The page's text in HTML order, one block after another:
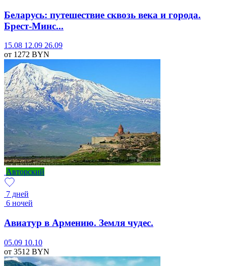
Беларусь: путешествие сквозь века и города.
Брест-Минс...
15.08 12.09 26.09
от 1272 BYN
Авторский
7 дней
6 ночей
Авиатур в Армению. Земля чудес.
05.09 10.10
от 3512 BYN